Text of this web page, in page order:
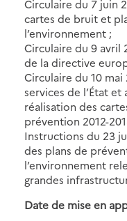
Circulaire du 7 juin
cartes de bruit et
l’environnement ;
Circulaire du 9 avril
de la directive
Circulaire du 10 mai
services de l’État et
réalisation des
prévention 2012-
Instructions du 23
des plans de
l’environnement
grandes
Date de mise en